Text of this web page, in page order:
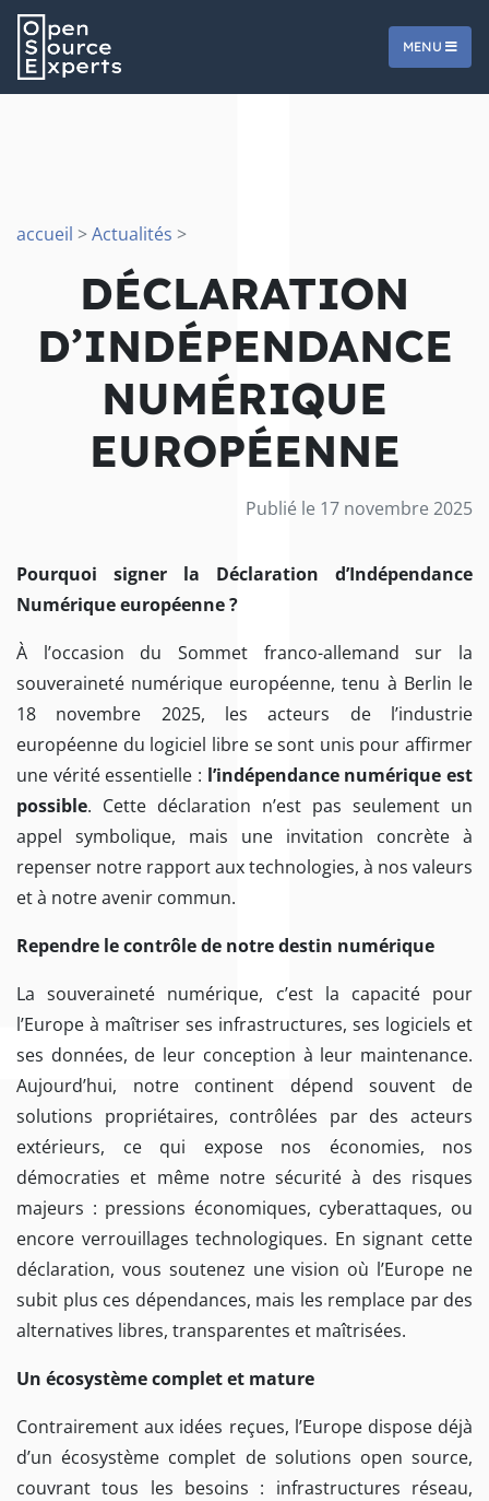
MENU
accueil >Actualités >
DÉCLARATION
D’INDÉPENDANCE
NUMÉRIQUE
EUROPÉENNE
Publié le 17 novembre 2025
Pourquoi signer la Déclaration d’Indépendance
Numérique européenne ?
À l’occasion du Sommet franco-allemand sur la
souveraineté numérique européenne, tenu à Berlin le
18 novembre 2025, les acteurs de l’industrie
européenne du logiciel libre se sont unis pour affirmer
une vérité essentielle : l’indépendance numérique est
possible. Cette déclaration n’est pas seulement un
appel symbolique, mais une invitation concrète à
repenser notre rapport aux technologies, à nos valeurs
et à notre avenir commun.
Rependre le contrôle de notre destin numérique
La souveraineté numérique, c’est la capacité pour
l’Europe à maîtriser ses infrastructures, ses logiciels et
ses données, de leur conception à leur maintenance.
Aujourd’hui, notre continent dépend souvent de
solutions propriétaires, contrôlées par des acteurs
extérieurs, ce qui expose nos économies, nos
démocraties et même notre sécurité à des risques
majeurs : pressions économiques, cyberattaques, ou
encore verrouillages technologiques. En signant cette
déclaration, vous soutenez une vision où l’Europe ne
subit plus ces dépendances, mais les remplace par des
alternatives libres, transparentes et maîtrisées.
Un écosystème complet et mature
Contrairement aux idées reçues, l’Europe dispose déjà
d’un écosystème complet de solutions open source,
couvrant tous les besoins : infrastructures réseau,